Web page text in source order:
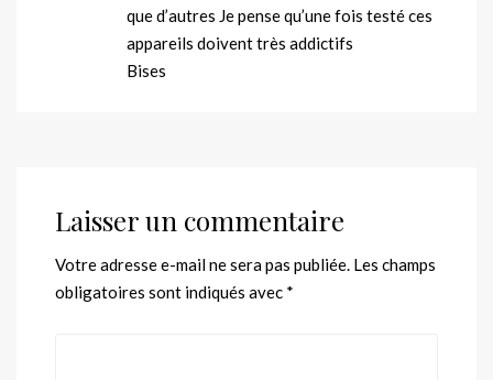
que d’autres Je pense qu’une fois testé ces
appareils doivent très addictifs
Bises
Laisser un commentaire
Votre adresse e-mail ne sera pas publiée. Les champs
obligatoires sont indiqués avec *